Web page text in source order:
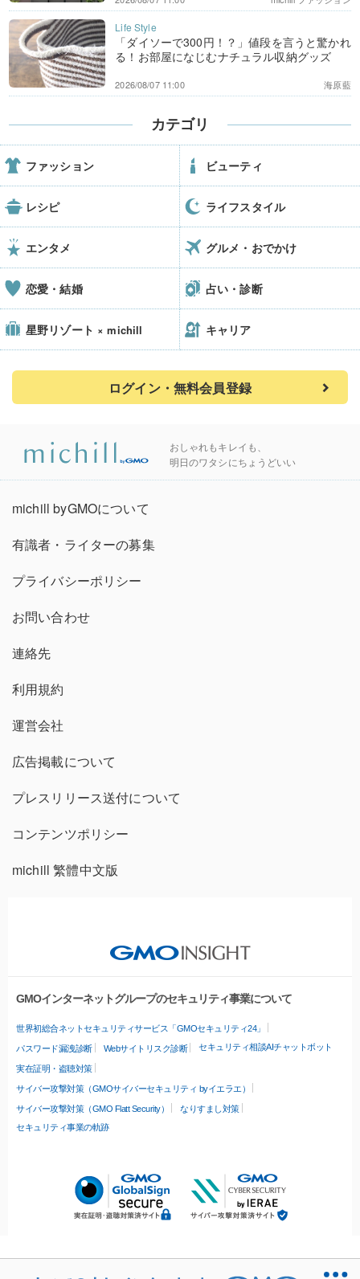
「ダイソーで300円！？」値段を言うと驚かれ
る！お部屋になじむナチュラル収納グッズ
海原藍
2026/08/07 11:00
カテゴリ
ファッション ビューティ
レシピ ライフスタイル
エンタメ グルメ・おでかけ
恋愛・結婚 占い・診断
星野リゾート × michill キャリア
ログイン・無料会員登録
おしゃれもキレイも、
明日のワタシにちょうどいい
michill byGMOについて
有識者・ライターの募集
プライバシーポリシー
お問い合わせ
連絡先
利用規約
運営会社
広告掲載について
プレスリリース送付について
コンテンツポリシー
michill 繁體中文版
GMOインターネットグループのセキュリティ事業について
世界初総合ネットセキュリティサービス「GMOセキュリティ24」
パスワード漏洩診断 Webサイトリスク診断 セキュリティ相談AIチャットボット
実在証明・盗聴対策
サイバー攻撃対策（GMOサイバーセキュリティ byイエラエ）
サイバー攻撃対策（GMO Flatt Security）
なりすまし対策
セキュリティ事業の軌跡